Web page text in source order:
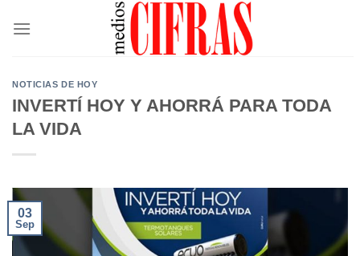
NOTICIAS DE HOY
INVERTÍ HOY Y AHORRÁ PARA TODA
LA VIDA
03
Sep